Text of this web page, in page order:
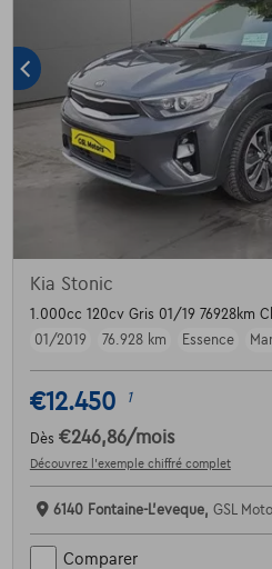
Kia Stonic
1.000cc 120cv Gris 01/19 76928km
01/2019
76.928 km Essence
€12.450 1
Dès €246,86/mois
Découvrez l’exemple chiffré complet
6140 Fontaine-L'eveque, GSL
Comparer